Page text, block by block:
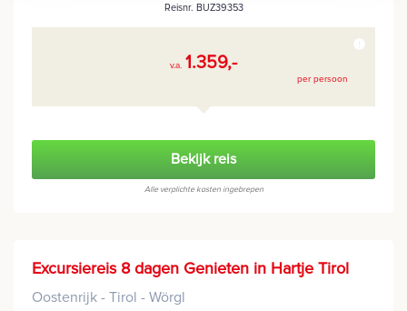
Reisnr. BUZ39353
v.a. 1.359,-
per persoon
Bekijk reis
Alle verplichte kosten ingebrepen
Excursiereis 8 dagen Genieten in Hartje Tirol
Oostenrijk - Tirol - Wörgl